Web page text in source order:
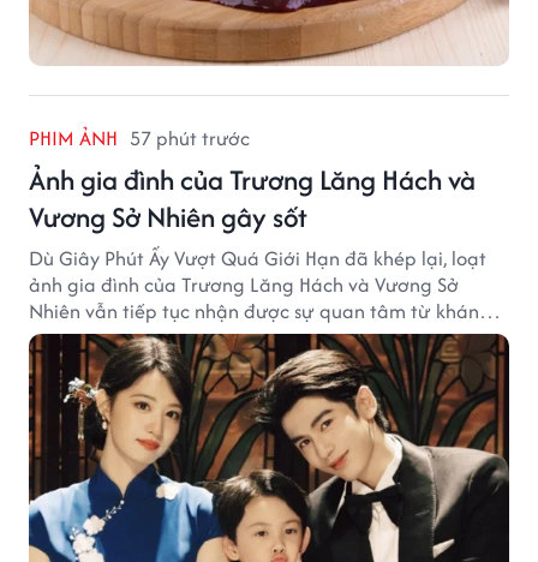
PHIM ẢNH 57 phút trước
Ảnh gia đình của Trương Lăng Hách và
Vương Sở Nhiên gây sốt
Dù Giây Phút Ấy Vượt Quá Giới Hạn đã khép lại, loạt
ảnh gia đình của Trương Lăng Hách và Vương Sở
Nhiên vẫn tiếp tục nhận được sự quan tâm từ khán
giả.